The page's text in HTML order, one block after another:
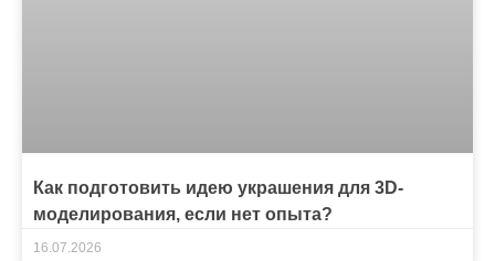
Как подготовить идею украшения для 3D-
моделирования, если нет опыта?
16.07.2026